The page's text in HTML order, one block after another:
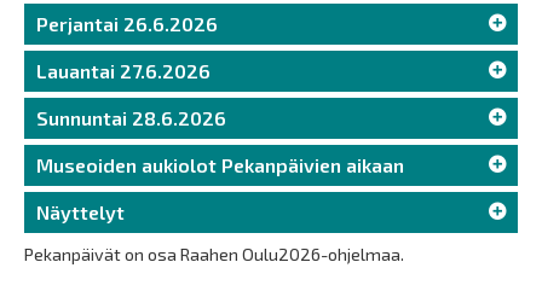
Perjantai 26.6.2026
Lauantai 27.6.2026
Sunnuntai 28.6.2026
Museoiden aukiolot Pekanpäivien aikaan
Näyttelyt
Pekanpäivät on osa Raahen Oulu2026-ohjelmaa.